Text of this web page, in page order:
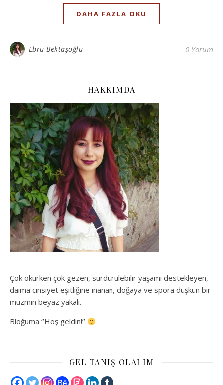
DAHA FAZLA OKU
Ebru Bektaşoğlu 0 Yorum
HAKKIMDA
Çok okurken çok gezen, sürdürülebilir yaşamı destekleyen,
daima cinsiyet eşitliğine inanan, doğaya ve spora düşkün bir
müzmin beyaz yakalı.
Bloğuma ‘’Hoş geldin!’’
GEL TANIŞ OLALIM